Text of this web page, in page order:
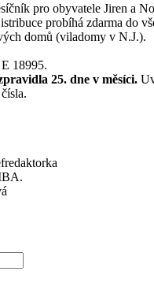
pro obyvatele Jiren a
probíhá zdarma do
domů (viladomy v N.J.).
18995.
25. dne v měsíci.